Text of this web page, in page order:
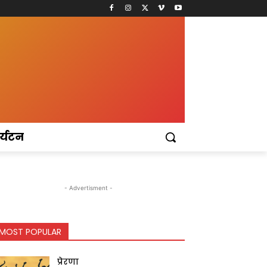
- Advertisment -
POPULAR
प्रेरणा